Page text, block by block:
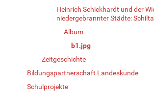
Heinrich Schickhardt und der
niedergebrannter Städte:
Album
b1.jpg
Zeitgeschichte
Bildungspartnerschaft Landeskunde
Schulprojekte